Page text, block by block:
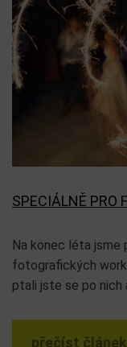
SPECIÁLNĚ PRO
Na konec léta jsme
fotografických
ptali jste se po nich
přečíst článek